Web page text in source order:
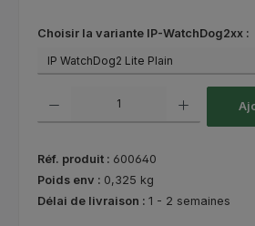
Sélectionnez
Choisir la variante IP-WatchDog2xx :
Réf. produit : 600640
Poids env : 0,325 kg
Délai de livraison : 1 - 2 semaines